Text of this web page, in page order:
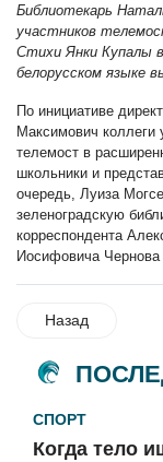
Библиотекарь
участников
Стихи Янки Купалы
белорусском языке
По инициативе
Максимович коллеги
телемост в
школьники и
очередь, Луиза
зеленоградскую
корреспондента
Иосифовича Чернова
Назад
СПОРТ
Когда тело